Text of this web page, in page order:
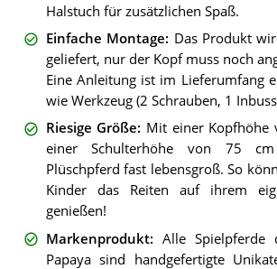
Halstuch für zusätzlichen Spaß.
Einfache Montage: Das Produkt
geliefert, nur der Kopf muss noch
Eine Anleitung ist im Lieferumfang
wie Werkzeug (2 Schrauben, 1
Riesige Größe: Mit einer Kopfhöhe
einer Schulterhöhe von 75
Plüschpferd fast lebensgroß. So
Kinder das Reiten auf ihrem
genießen!
Markenprodukt:Alle Spielpferde
Papaya sind handgefertigte